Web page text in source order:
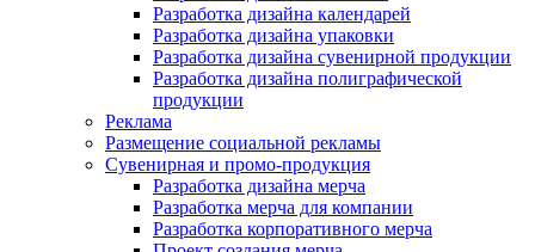
Разработка дизайна календарей
Разработка дизайна упаковки
Разработка дизайна сувенирной продукции
Разработка дизайна полиграфической
продукции
Реклама
Размещение социальной рекламы
Сувенирная и промо-продукция
Разработка дизайна мерча
Разработка мерча для компании
Разработка корпоративного мерча